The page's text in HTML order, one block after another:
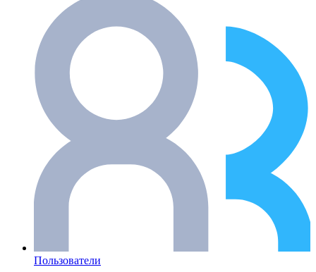
Пользователи